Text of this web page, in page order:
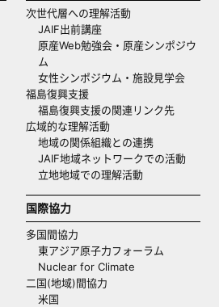
次世代層への理解活動
JAIF出前講座
原産Web勉強会・原産シンポジウ
ム
女性シンポジウム・施設見学会
福島復興支援
福島復興支援の関連リンク先
広域的な理解活動
地域の関係組織との連携
JAIF地域ネットワークでの活動
立地地域での理解活動
国際協力
多国間協力
東アジア原子力フォーラム
Nuclear for Climate
二国(地域)間協力
米国